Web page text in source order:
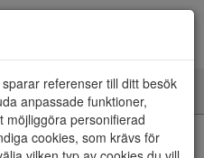
referenser till ditt besök
anpassade funktioner,
möjliggöra personifierad
cookies, som krävs för